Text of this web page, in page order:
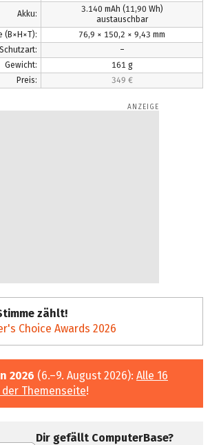
Akku: 3.140 mAh (11,90 Wh)
austauschbar
(B×H×T):
76,9 × 150,2 × 9,43 mm
Schutzart:
–
Gewicht:
161 g
Preis:
349 €
zählt!
Choice Awards 2026
2026 (6.–9. August 2026): Alle 16
Themenseite!
Dir gefällt ComputerBase?